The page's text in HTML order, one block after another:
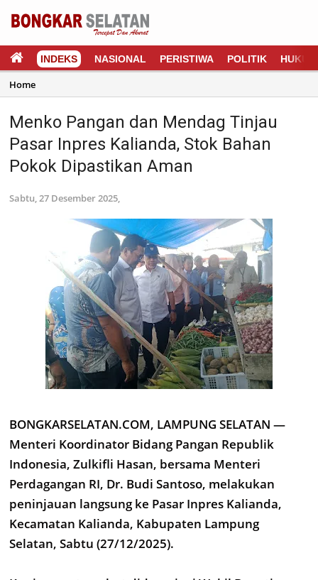
INDEKS NASIONAL PERISTIWA POLITIK HUKUM
Home
Menko Pangan dan Mendag Tinjau
Pasar Inpres Kalianda, Stok Bahan
Pokok Dipastikan Aman
Sabtu, 27 Desember 2025,
BONGKARSELATAN.COM, LAMPUNG SELATAN —
Menteri Koordinator Bidang Pangan Republik
Indonesia, Zulkifli Hasan, bersama Menteri
Perdagangan RI, Dr. Budi Santoso, melakukan
peninjauan langsung ke Pasar Inpres Kalianda,
Kecamatan Kalianda, Kabupaten Lampung
Selatan, Sabtu (27/12/2025).